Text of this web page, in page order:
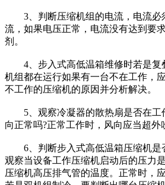
3、判断压缩机组的电流，电流必
流，如果电压正常，电流没有达到要
剂。
4、步入式高低温箱维修时若是复
机组都在运行如果有一台不在工作，
不工作的压缩机的原因并分析解决。
5、观察冷凝器的散热扇是否在工
向正常吗?正常工作时，风向应当超外
6、判断步入式高低温箱压缩机是
观察当设备工作压缩机启动后的压力
压缩机高压排气管的温度。正常时，